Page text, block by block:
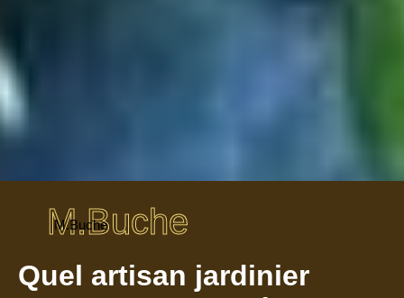
M.Buche
M.Buche
Quel artisan jardinier